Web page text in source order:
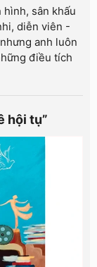
sân khấu
diễn viên -
anh luôn
điều tích
hội tụ”